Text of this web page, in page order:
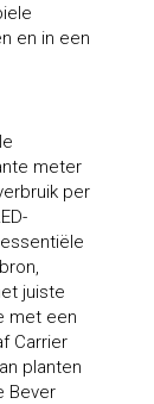
en in een
meter
per
juiste
met een
Carrier
planten
Bever